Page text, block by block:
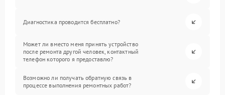
Диагностика проводится бесплатно?
Может ли вместо меня принять устройство
после ремонта другой человек, контактный
телефон которого я предоставлю?
Возможно ли получать обратную связь в
процессе выполнения ремонтных работ?